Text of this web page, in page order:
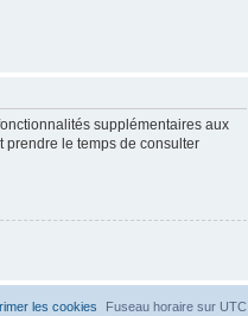
supplémentaires aux
prendre le temps de consulter
Fuseau horaire sur UTC
les cookies